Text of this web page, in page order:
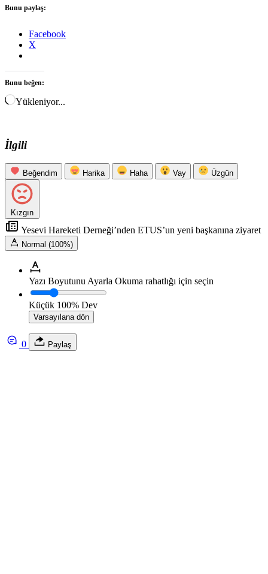
Bunu paylaş:
Facebook
X
Bunu beğen:
Yükleniyor...
İlgili
Beğendim Harika Haha Vay Üzgün
Kızgın
Yesevi Hareketi Derneği’nden ETUS’un yeni başkanına ziyaret
Normal (100%)
Yazı Boyutunu Ayarla Okuma rahatlığı için seçin
Küçük 100% Dev
Varsayılana dön
0 Paylaş